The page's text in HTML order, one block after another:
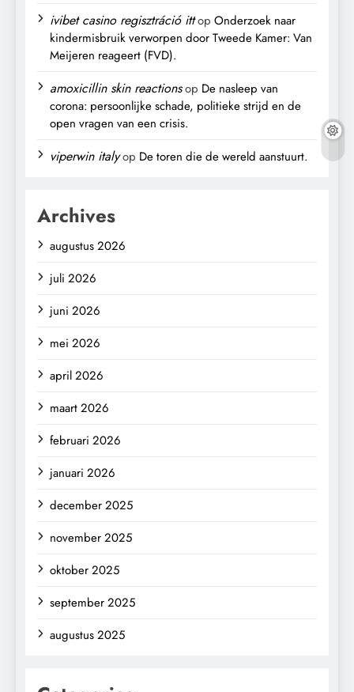
ivibet casino regisztráció ittop Onderzoek naar
kindermisbruik verworpen door Tweede Kamer: Van
Meijeren reageert (FVD).
amoxicillin skin reactionsop De nasleep van
corona: persoonlijke schade, politieke strijd en de
open vragen van een crisis.
viperwin italyop De toren die de wereld aanstuurt.
Archives
augustus 2026
juli 2026
juni 2026
mei 2026
april 2026
maart 2026
februari 2026
januari 2026
december 2025
november 2025
oktober 2025
september 2025
augustus 2025